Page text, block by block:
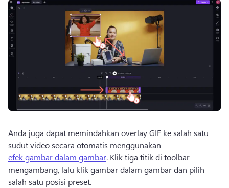
Anda juga dapat memindahkan overlay GIF ke salah satu
sudut video secara otomatis menggunakan
efek gambar dalam gambar. Klik tiga titik di toolbar
mengambang, lalu klik gambar dalam gambar dan pilih
salah satu posisi preset.